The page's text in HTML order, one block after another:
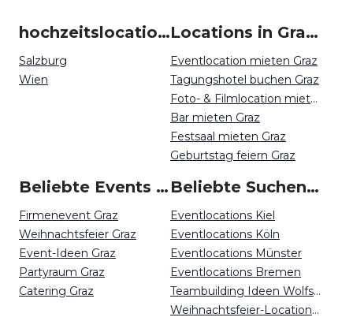
hochzeitslocation um Graz
Salzburg
Wien
Locations in Graz mieten
Eventlocation mieten Graz
Tagungshotel buchen Graz
Foto- & Filmlocation mieten Graz
Bar mieten Graz
Festsaal mieten Graz
Geburtstag feiern Graz
Beliebte Events in Graz
Firmenevent Graz
Weihnachtsfeier Graz
Event-Ideen Graz
Partyraum Graz
Catering Graz
Beliebte Suchen auf Event Inc
Eventlocations Kiel
Eventlocations Köln
Eventlocations Münster
Eventlocations Bremen
Teambuilding Ideen Wolfsburg
Weihnachtsfeier-Locations Magdeburg